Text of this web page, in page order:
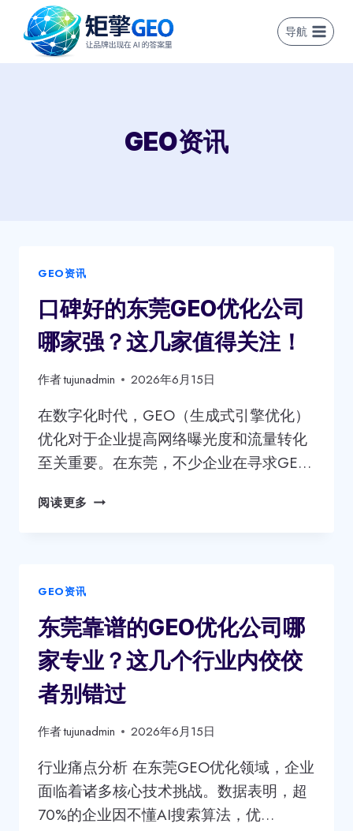
内
导航
GEO资讯
GEO资讯
口碑好的东莞GEO优化公司
哪家强？这几家值得关注！
作者tujunadmin 2026年6月15日
在数字化时代，GEO（生成式引擎优化）
优化对于企业提高网络曝光度和流量转化
至关重要。在东莞，不少企业在寻求GE…
阅读更多 口
GEO
优
化
公
司
哪
家
这
几
家
值
GEO资讯
东莞靠谱的GEO优化公司哪
家专业？这几个行业内佼佼
者别错过
作者tujunadmin 2026年6月15日
行业痛点分析 在东莞GEO优化领域，企业
面临着诸多核心技术挑战。数据表明，超
70%的企业因不懂AI搜索算法，优…